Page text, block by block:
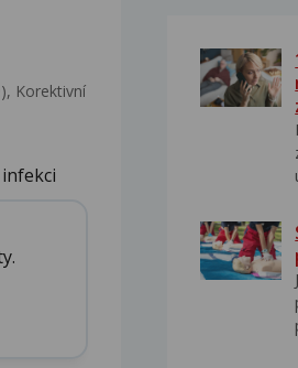
Korektivní